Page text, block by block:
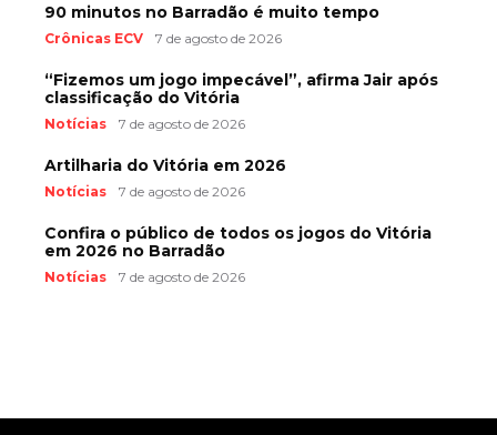
90 minutos no Barradão é muito tempo
Crônicas ECV 7 de agosto de 2026
“Fizemos um jogo impecável”, afirma Jair após
classificação do Vitória
Notícias 7 de agosto de 2026
Artilharia do Vitória em 2026
Notícias 7 de agosto de 2026
Confira o público de todos os jogos do Vitória
em 2026 no Barradão
Notícias 7 de agosto de 2026